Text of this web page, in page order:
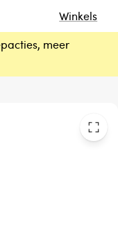
Winkels
meer
eyecream